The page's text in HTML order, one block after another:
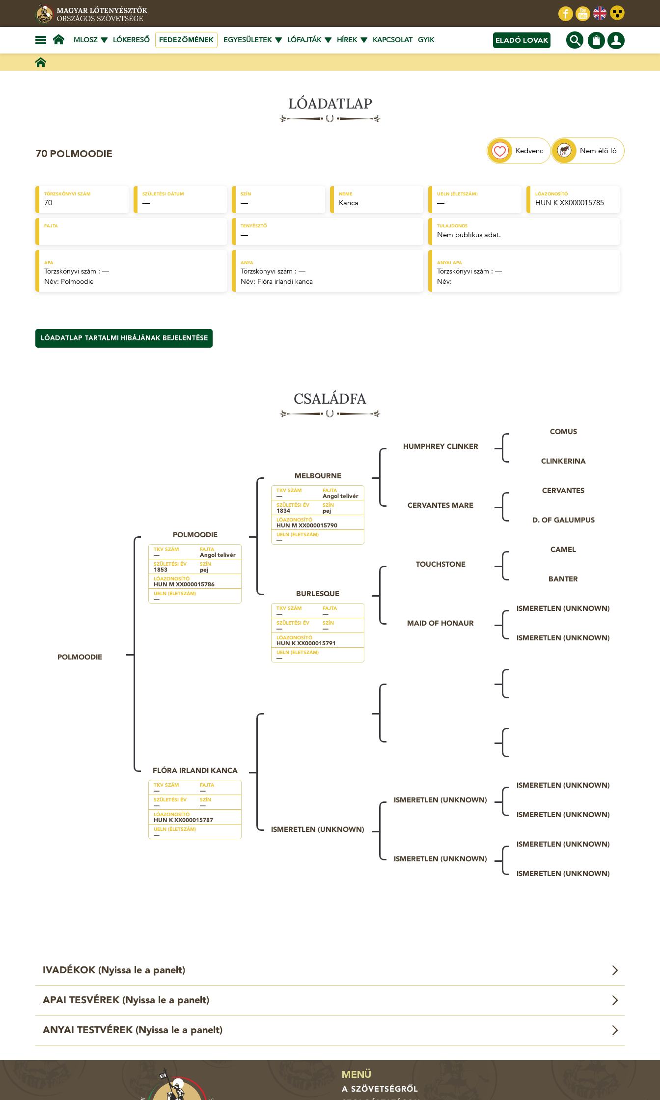
MLOSZ LÓKERESŐ FEDEZŐMÉNEK EGYESÜLETEK LÓFAJTÁK HÍREK KAPCSOLAT GYIK ELADÓ LOVAK
LÓADATLAP
70 POLMOODIE Kedvenc Nem élő ló
TÖRZSKÖNYVI SZÁM
70
SZÜLETÉSI DÁTUM
—
SZÍN
—
NEME
Kanca
UELN (ÉLETSZÁM)
—
LÓAZONOSÍTÓ
HUN K XX000015785
FAJTA TENYÉSZTŐ
—
TULAJDONOS
Nem publikus adat.
APA
Törzskönyvi szám : —
Név: Polmoodie
ANYA
Törzskönyvi szám : —
Név: Flóra irlandi kanca
ANYAI APA
Törzskönyvi szám : —
Név:
LÓADATLAP TARTALMI HIBÁJÁNAK BEJELENTÉSE
CSALÁDFA
POLMOODIE
POLMOODIE
TKV SZÁM
—
FAJTA
Angol telivér
SZÜLETÉSI ÉV
1853
SZÍN
pej
LÓAZONOSÍTÓ
HUN M XX000015786
UELN (ÉLETSZÁM)
—
MELBOURNE
TKV SZÁM
—
FAJTA
Angol telivér
SZÜLETÉSI ÉV
1834
SZÍN
pej
LÓAZONOSÍTÓ
HUN M XX000015790
UELN (ÉLETSZÁM)
—
HUMPHREY CLINKER
COMUS
CLINKERINA
CERVANTES MARE
CERVANTES
D. OF GALUMPUS
BURLESQUE
TKV SZÁM
—
FAJTA
—
SZÜLETÉSI ÉV
—
SZÍN
—
LÓAZONOSÍTÓ
HUN K XX000015791
UELN (ÉLETSZÁM)
—
TOUCHSTONE
CAMEL
BANTER
MAID OF HONAUR
ISMERETLEN (UNKNOWN)
ISMERETLEN (UNKNOWN)
FLÓRA IRLANDI KANCA
TKV SZÁM
—
FAJTA
—
SZÜLETÉSI ÉV
—
SZÍN
—
LÓAZONOSÍTÓ
HUN K XX000015787
UELN (ÉLETSZÁM)
—
ISMERETLEN (UNKNOWN)
ISMERETLEN (UNKNOWN)
ISMERETLEN (UNKNOWN)
ISMERETLEN (UNKNOWN)
ISMERETLEN (UNKNOWN)
ISMERETLEN (UNKNOWN)
ISMERETLEN (UNKNOWN)
IVADÉKOK ( Nyissa le a panelt)
APAI TESVÉREK ( Nyissa le a panelt)
ANYAI TESTVÉREK ( Nyissa le a panelt)
MENÜ
A SZÖVETSÉGRŐL